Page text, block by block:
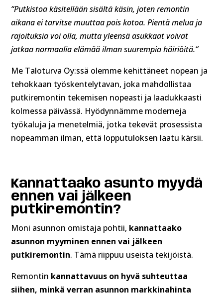
“Putkistoa käsitellään sisältä käsin, joten remontin
aikana ei tarvitse muuttaa pois kotoa. Pientä melua ja
rajoituksia voi olla, mutta yleensä asukkaat voivat
jatkaa normaalia elämää ilman suurempia häiriöitä.“
Me Taloturva Oy:ssä olemme kehittäneet nopean ja
tehokkaan työskentelytavan, joka mahdollistaa
putkiremontin tekemisen nopeasti ja laadukkaasti
kolmessa päivässä. Hyödynnämme moderneja
työkaluja ja menetelmiä, jotka tekevät prosessista
nopeamman ilman, että lopputuloksen laatu kärsii.
Kannattaako asunto myydä
ennen vai jälkeen
putkiremontin?
Moni asunnon omistaja pohtii, kannattaako
asunnon myyminen ennen vai jälkeen
putkiremontin. Tämä riippuu useista tekijöistä.
Remontin kannattavuus on hyvä suhteuttaa
siihen, minkä verran asunnon markkinahinta